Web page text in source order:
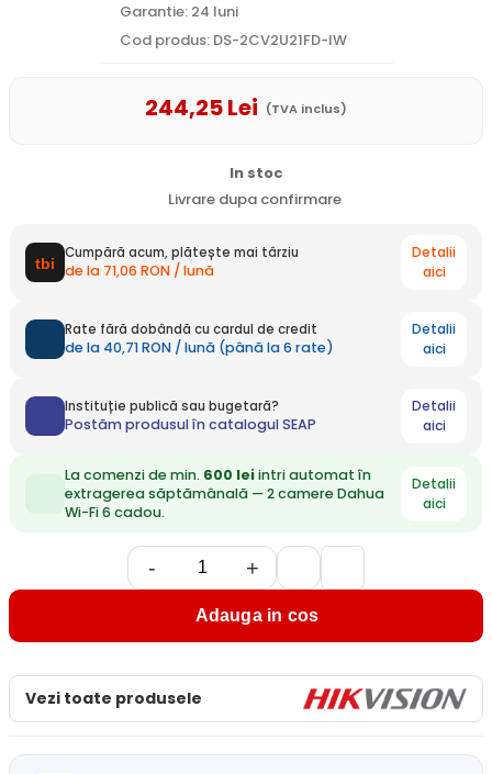
Garantie: 24 luni
Cod produs: DS-2CV2U21FD-IW
244,25Lei (TVA inclus)
In stoc
Livrare dupa confirmare
Cumpără acum, plătește mai târziu
de la 71,06 RON / lună
Detalii
aici
Rate fără dobândă cu cardul de credit
de la 40,71 RON / lună (până la 6 rate)
Detalii
aici
Instituție publică sau bugetară?
Postăm produsul în catalogul SEAP
Detalii
aici
La comenzi de min. 600 leiintri automat în
extragerea săptămânală — 2 camere Dahua
Wi-Fi 6 cadou.
Detalii
aici
- +
Adauga in cos
Vezi toate produsele